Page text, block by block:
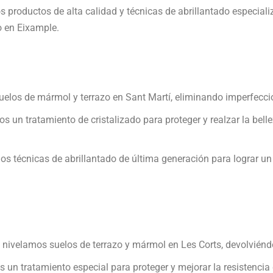
productos de alta calidad y técnicas de abrillantado
Eixample.
de mármol y terrazo en Sant Martí, eliminando
un tratamiento de cristalizado para proteger y realzar la
técnicas de abrillantado de última generación para lograr
suelos de terrazo y mármol en Les Corts,
un tratamiento especial para proteger y mejorar la